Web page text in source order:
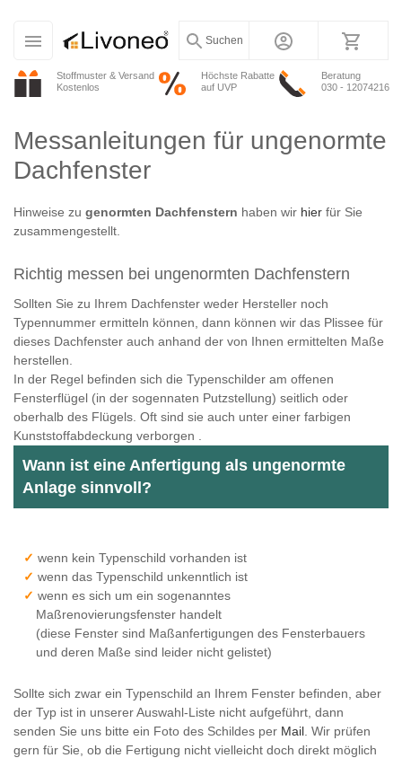
Stoffmuster & Versand
Kostenlos
Höchste Rabatte
auf UVP
Beratung
030 - 12074216
Suchen
Messanleitungen für ungenormte
Dachfenster
Hinweise zu genormten Dachfenstern haben wir hier für Sie
zusammengestellt.
Richtig messen bei ungenormten Dachfenstern
Sollten Sie zu Ihrem Dachfenster weder Hersteller noch
Typennummer ermitteln können, dann können wir das Plissee für
dieses Dachfenster auch anhand der von Ihnen ermittelten Maße
herstellen.
In der Regel befinden sich die Typenschilder am offenen
Fensterflügel (in der sogennaten Putzstellung) seitlich oder
oberhalb des Flügels. Oft sind sie auch unter einer farbigen
Kunststoffabdeckung verborgen .
Wann ist eine Anfertigung als ungenormte
Anlage sinnvoll?
wenn kein Typenschild vorhanden ist
wenn das Typenschild unkenntlich ist
wenn es sich um ein sogenanntes
Maßrenovierungsfenster handelt
(diese Fenster sind Maßanfertigungen des Fensterbauers
und deren Maße sind leider nicht gelistet)
Sollte sich zwar ein Typenschild an Ihrem Fenster befinden, aber
der Typ ist in unserer Auswahl-Liste nicht aufgeführt, dann
senden Sie uns bitte ein Foto des Schildes per Mail . Wir prüfen
gern für Sie, ob die Fertigung nicht vielleicht doch direkt möglich